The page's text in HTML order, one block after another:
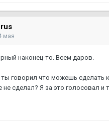
мая
наконец-то. Всем даров.
ты говорил что можешь сделать
не сделал? Я за это голосовал и